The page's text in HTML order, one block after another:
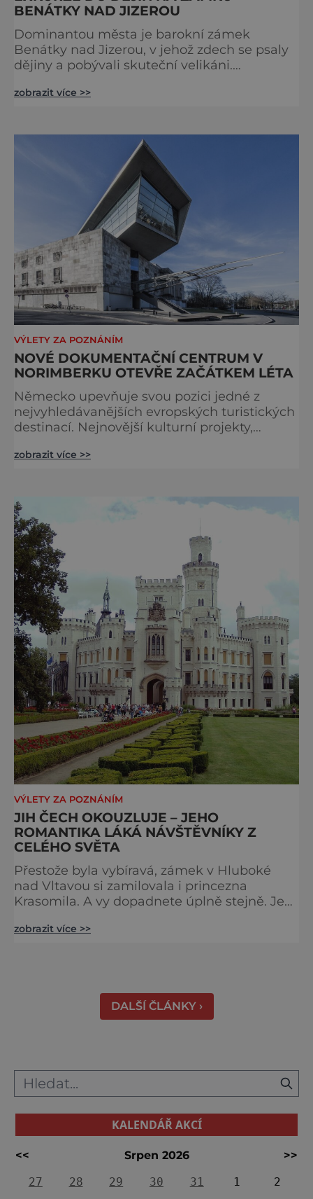
BENÁTKY NAD JIZEROU
Dominantou města je barokní zámek
Benátky nad Jizerou, v jehož zdech se psaly
dějiny a pobývali skuteční velikáni.
tu prováděl svá slavná astronomická měření
spolupráci s jeho přítelem, slavným Janem
Keplerem. Tímto historickým setkáním je
inspirována i zážitková mobilní detek
zobrazit více >>
VÝLETY ZA POZNÁNÍM
NOVÉ DOKUMENTAČNÍ CENTRUM V
NORIMBERKU OTEVŘE ZAČÁTKEM LÉTA
Německo upevňuje svou pozici jedné z
nejvyhledávanějších evropských turistických
destinací. Nejnovější kulturní projekty,
rekonstrukce historických památek přitahují
moderní zážitky do jedinečné nabídky
turistických míst – přinášíme jejich výběr. Po
přibližně pětileté
zobrazit více >>
VÝLETY ZA POZNÁNÍM
JIH ČECH OKOUZLUJE – JEHO
ROMANTIKA LÁKÁ NÁVŠTĚVNÍKY Z
CELÉHO SVĚTA
Přestože byla vybíravá, zámek v Hluboké
nad Vltavou si zamilovala i princezna
Krasomila. A vy dopadnete úplně stejně. Je
jako nazdobený bílý dort na svatební tabuli.
zobrazit více >>
DALŠÍ ČLÁNKY ›
KALENDÁŘ AKCÍ
<< Srpen 2026
>>
27
28 29 30 31 1
2